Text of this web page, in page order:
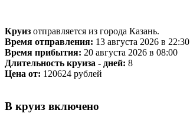
Круиз отправляется из города Казань.
Время отправления: 13 августа 2026 в 22:30
Время прибытия: 20 августа 2026 в 08:00
Длительность круиза - дней: 8
Цена от: 120624 рублей
В круиз включено